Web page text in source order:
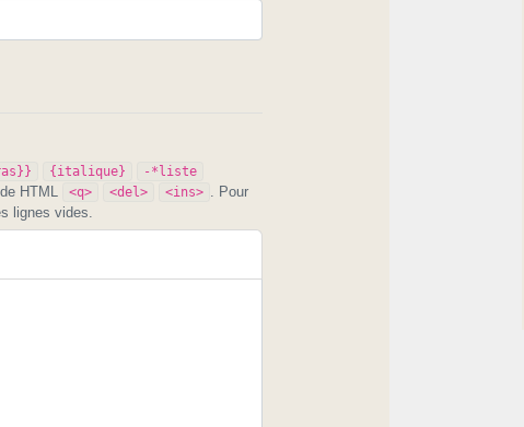
{italique}
-*liste
HTML <q> <del> <ins>
. Pour
lignes vides.